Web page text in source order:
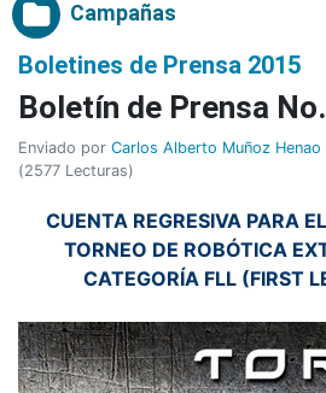
Campañas
Boletines de Prensa 2015
Boletí­n de Prensa
Enviado por Carlos Alberto Muñoz Henao
(2577 Lecturas)
CUENTA REGRESIVA PARA
TORNEO DE ROBÓTICA
CATEGORÍA FLL (FIRST